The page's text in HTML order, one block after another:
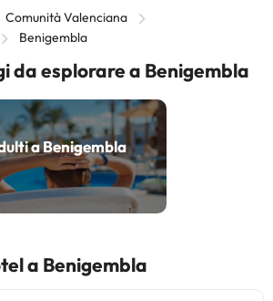
Comunità Valenciana
Benigembla
da esplorare a Benigembla
a Benigembla
a Benigembla